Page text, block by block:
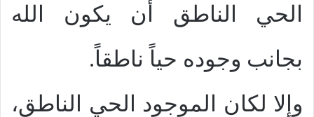
الحي الناطق أن يكون الله
بجانب وجوده حياً ناطقاً.
وإلا لكان الموجود الحي الناطق،